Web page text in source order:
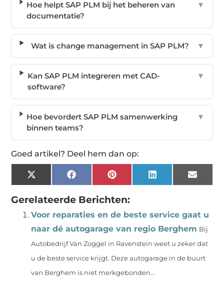
Hoe helpt SAP PLM bij het beheren van
documentatie?
▼
Wat is change management in SAP PLM? ▼
Kan SAP PLM integreren met CAD-
software?
▼
Hoe bevordert SAP PLM samenwerking
binnen teams?
▼
Goed artikel? Deel hem dan op:
X
(Twitter)
FacebookPinterest LinkedIn Email
Gerelateerde Berichten:
Voor reparaties en de beste service gaat u
naar dé autogarage van regio Berghem Bij
Autobedrijf Van Zoggel in Ravenstein weet u zeker dat
u de beste service krijgt. Deze autogarage in de buurt
van Berghem is niet merkgebonden...